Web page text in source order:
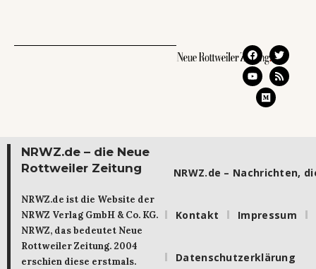
NRWZ.de – die Neue
Rottweiler Zeitung
NRWZ.de ist die Website der
NRWZ Verlag GmbH & Co. KG.
NRWZ, das bedeutet Neue
Rottweiler Zeitung. 2004
erschien diese erstmals.
NRWZ.de – Nachrichten,
Kontakt Impressum
Datenschutzerklärung